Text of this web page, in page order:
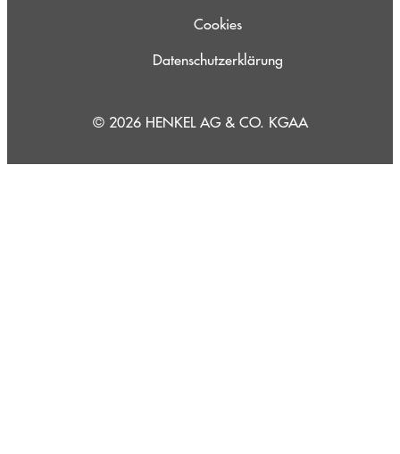
Cookies
Datenschutzerklärung
© 2026 HENKEL AG & CO. KGAA